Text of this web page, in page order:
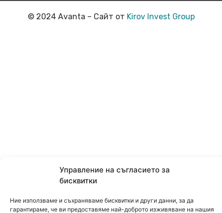
Управление на съгласието за
бисквитки
Ние използваме и съхраняваме бисквитки и други данни, за да
гарантираме, че ви предоставяме най-доброто изживяване на нашия
© 2024 Avanta – Сайт от Kirov Invest Group